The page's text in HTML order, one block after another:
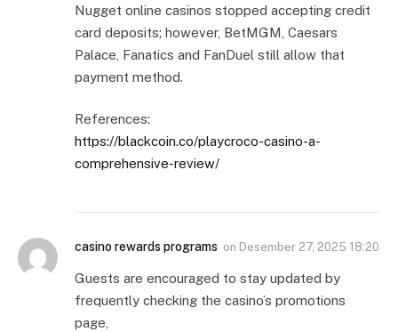
Nugget online casinos stopped accepting credit
card deposits; however, BetMGM, Caesars
Palace, Fanatics and FanDuel still allow that
payment method.
References:
https://blackcoin.co/playcroco-casino-a-
comprehensive-review/
casino rewards programs on Desember 27, 2025 18:20
Guests are encouraged to stay updated by
frequently checking the casino’s promotions
page,